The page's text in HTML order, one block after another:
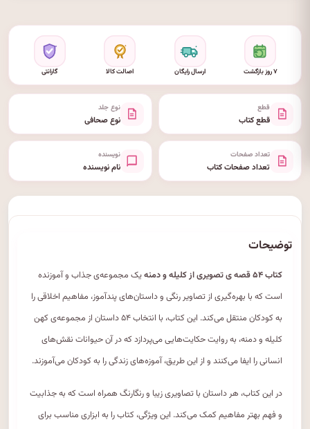
۷ روز بازگشت ارسال رایگان اصالت کالا گارانتی
قطع
قطع کتاب
نوع جلد
نوع صحافی
تعداد صفحات
تعداد صفحات کتاب
نویسنده
نام نویسنده
توضیحات
کتاب ۵۴ قصه ی تصویری از کلیله و دمنه
یک مجموعه‌ی جذاب و آموزنده
است که با بهره‌گیری از تصاویر رنگی و داستان‌های پندآموز، مفاهیم اخلاقی را
به کودکان منتقل می‌کند. این کتاب، با انتخاب ۵۴ داستان از مجموعه‌ی کهن
کلیله و دمنه، به روایت حکایت‌هایی می‌پردازد که در آن حیوانات نقش‌های
انسانی را ایفا می‌کنند و از این طریق، آموزه‌های زندگی را به کودکان می‌آموزند.
در این کتاب، هر داستان با تصاویری زیبا و رنگارنگ همراه است که به جذابیت
و فهم بهتر مفاهیم کمک می‌کند. این ویژگی، کتاب را به ابزاری مناسب برای